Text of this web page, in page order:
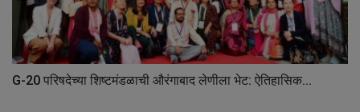
G-20 परिषदेच्या शिष्टमंडळाची औरंगाबाद लेणीला भेट: ऐतिहासिक...